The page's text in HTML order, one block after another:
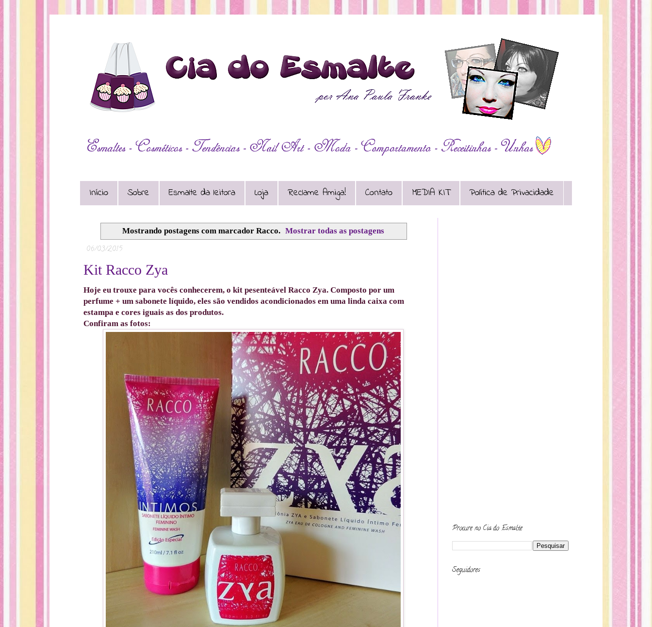
Início Sobre Esmalte da leitora Loja Reclame Amiga! Contato MEDIA KIT Política de Privacidade
Mostrando postagens com marcador Racco. Mostrar todas as postagens
06/03/2015
Kit Racco Zya
Hoje eu trouxe para vocês conhecerem, o kit pesenteável Racco Zya. Composto por um
perfume + um sabonete líquido, eles são vendidos acondicionados em uma linda caixa com
estampa e cores iguais as dos produtos.
Confiram as fotos:
Procure no Cia do Esmalte
Seguidores